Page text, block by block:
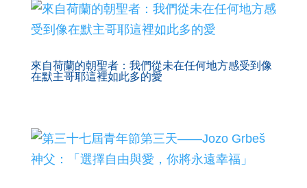
來自荷蘭的朝聖者：我們從未在任何地方感受到像
在默主哥耶這裡如此多的愛